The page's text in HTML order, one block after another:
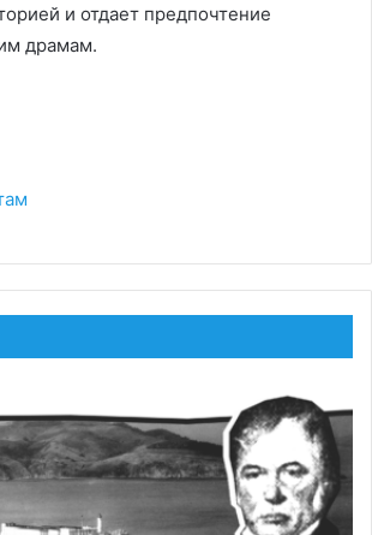
и отдает предпочтение
драмам.